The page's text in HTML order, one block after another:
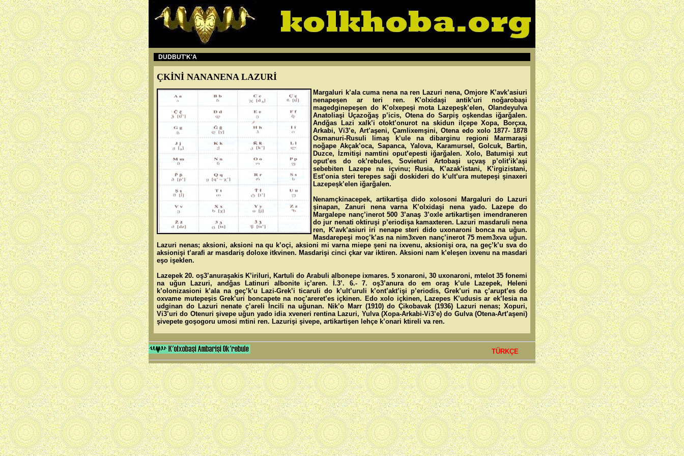
DUDBUT'K'A
ÇKİNİ NANANENA LAZURİ
Margaluri k’ala cuma nena na ren Lazuri nena, Omjore K’avk’asiuri
nenapeşen ar teri ren. K’olxidaşi antik’uri noğarobaşi
magedginepeşen do K’olxepeşi mota Lazepeşk’elen, Olandeyulva
Anatoliaşi Uçazoğaş p’icis, Otena do Sarpiş oşkendas iğarğalen.
Andğas Lazi xalk’i otokt’onurot na skidun ilçepe Xopa, Borçxa,
Arkabi, Vi3’e, Art’aşeni, Çamlixemşini, Otena edo xolo 1877- 1878
Osmanuri-Rusuli limaş k’ule na dibarginu regioni Marmaraşi
noğape Akçak’oca, Sapanca, Yalova, Karamursel, Golcuk, Bartin,
Duzce, İzmitişi namtini oput’epesti iğarğalen. Xolo, Batumişi xut
oput’es do ok’rebules, Sovieturi Artobaşi uçvaş p’olit’ik’aşi
sebebiten Lazepe na içvinu; Rusia, K’azak’istani, K’irgizistani,
Est’onia steri terepes saği doskideri do k’ult’ura mutepeşi şinaxeri
Lazepeşk’elen iğarğalen.
Nenamçkinacepek, artikartişa dido xolosoni Margaluri do Lazuri
şinapan, Zanuri nena varna K’olxidaşi nena yado. Lazepe do
Margalepe nanç’inerot 500 3’anaş 3’oxle artikartişen imendraneren
do jur nenati oktiruşi p’eriodişa kamaxteren. Lazuri masdaruli nena
ren, K’avk’asiuri iri nenape steri dido uxonaroni bonca na uğun.
Masdarepeşi moç’k’as na nim3xven nanç’inerot 75 mem3xva uğun.
Lazuri nenas; aksioni, aksioni na qu k’oçi, aksioni mi varna miepe şeni na ixvenu, aksionişi ora, na geç’k’u sva do
aksionişi t’arafi ar masdariş doloxe itkvinen. Masdarişi cinci çkar var iktiren. Aksioni nam k’eleşen ixvenu na masdari
eşo işeklen.
Lazepek 20. oş3’anuraşakis K’iriluri, Kartuli do Arabuli albonepe ixmares. 5 xonaroni, 30 uxonaroni, mtelot 35 fonemi
na uğun Lazuri, andğas Latinuri albonite iç’aren. İ.3’. 6.- 7. oş3’anura do em oraş k’ule Lazepek, Heleni
k’olonizasioni k’ala na geç’k’u Lazi-Grek’i ticaruli do k’ult’uruli k’ont’akt’işi p’eriodis, Grek’uri na ç’arupt’es do
oxvame mutepeşis Grek’uri boncapete na noç’areret’es içkinen. Edo xolo içkinen, Lazepes K’udusis ar ek’lesia na
udginan do Lazuri nenate ç’areli İncili na uğunan. Nik’o Marr (1910) do Çikobavak (1936) Lazuri nenas; Xopuri,
Vi3’uri do Otenuri şivepe uğun yado idia xveneri rentina Lazuri, Yulva (Xopa-Arkabi-Vi3’e) do Gulva (Otena-Art’aşeni)
şivepete goşogoru umosi mtini ren. Lazurişi şivepe, artikartişen lehçe k’onari ktireli va ren.
TÜRKÇE